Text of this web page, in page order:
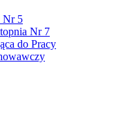
Nr 5
Nr 7
do Pracy